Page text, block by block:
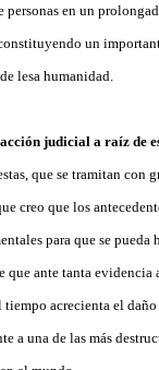
en un
un
lesa humanidad.
judicial a raíz de
que se tramitan con
creo que los
para que se pueda
que ante tanta evidencia
acrecienta el
a una de las más